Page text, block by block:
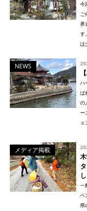
今
ご
界
す
は
NEWS
ハ
ば
の
ー
ェ
メディア掲載
一
ベ
県